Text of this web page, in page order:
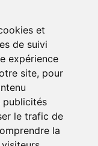
et
de suivi
expérience
site, pour
publicités
le trafic de
la